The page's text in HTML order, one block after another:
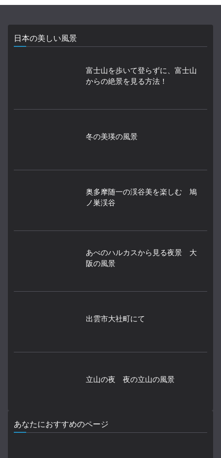
日本の美しい風景
富士山を歩いて登らずに、富士山
からの絶景を見る方法！
冬の美瑛の風景
奥多摩随一の渓谷美を楽しむ 鳩
ノ巣渓谷
あべのハルカスから見る夜景 大
阪の風景
出雲市大社町にて
立山の夜 夜の立山の風景
あなたにおすすめのページ